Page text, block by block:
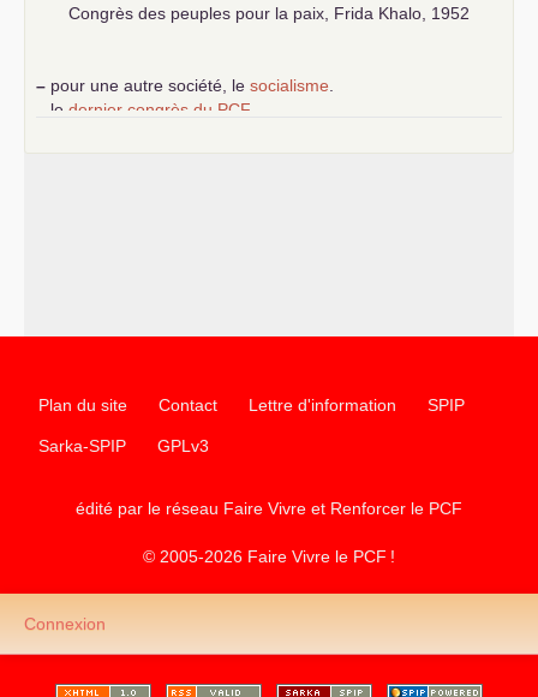
Congrès des peuples pour la paix, Frida Khalo, 1952
– pour une autre société, le socialisme
le dernier congrès du PCF
Plan du site Contact Lettre d'information SPIP
Sarka-SPIP GPLv3
édité par le réseau Faire Vivre et Renforcer le PCF
© 2005-2026 Faire Vivre le PCF !
Connexion